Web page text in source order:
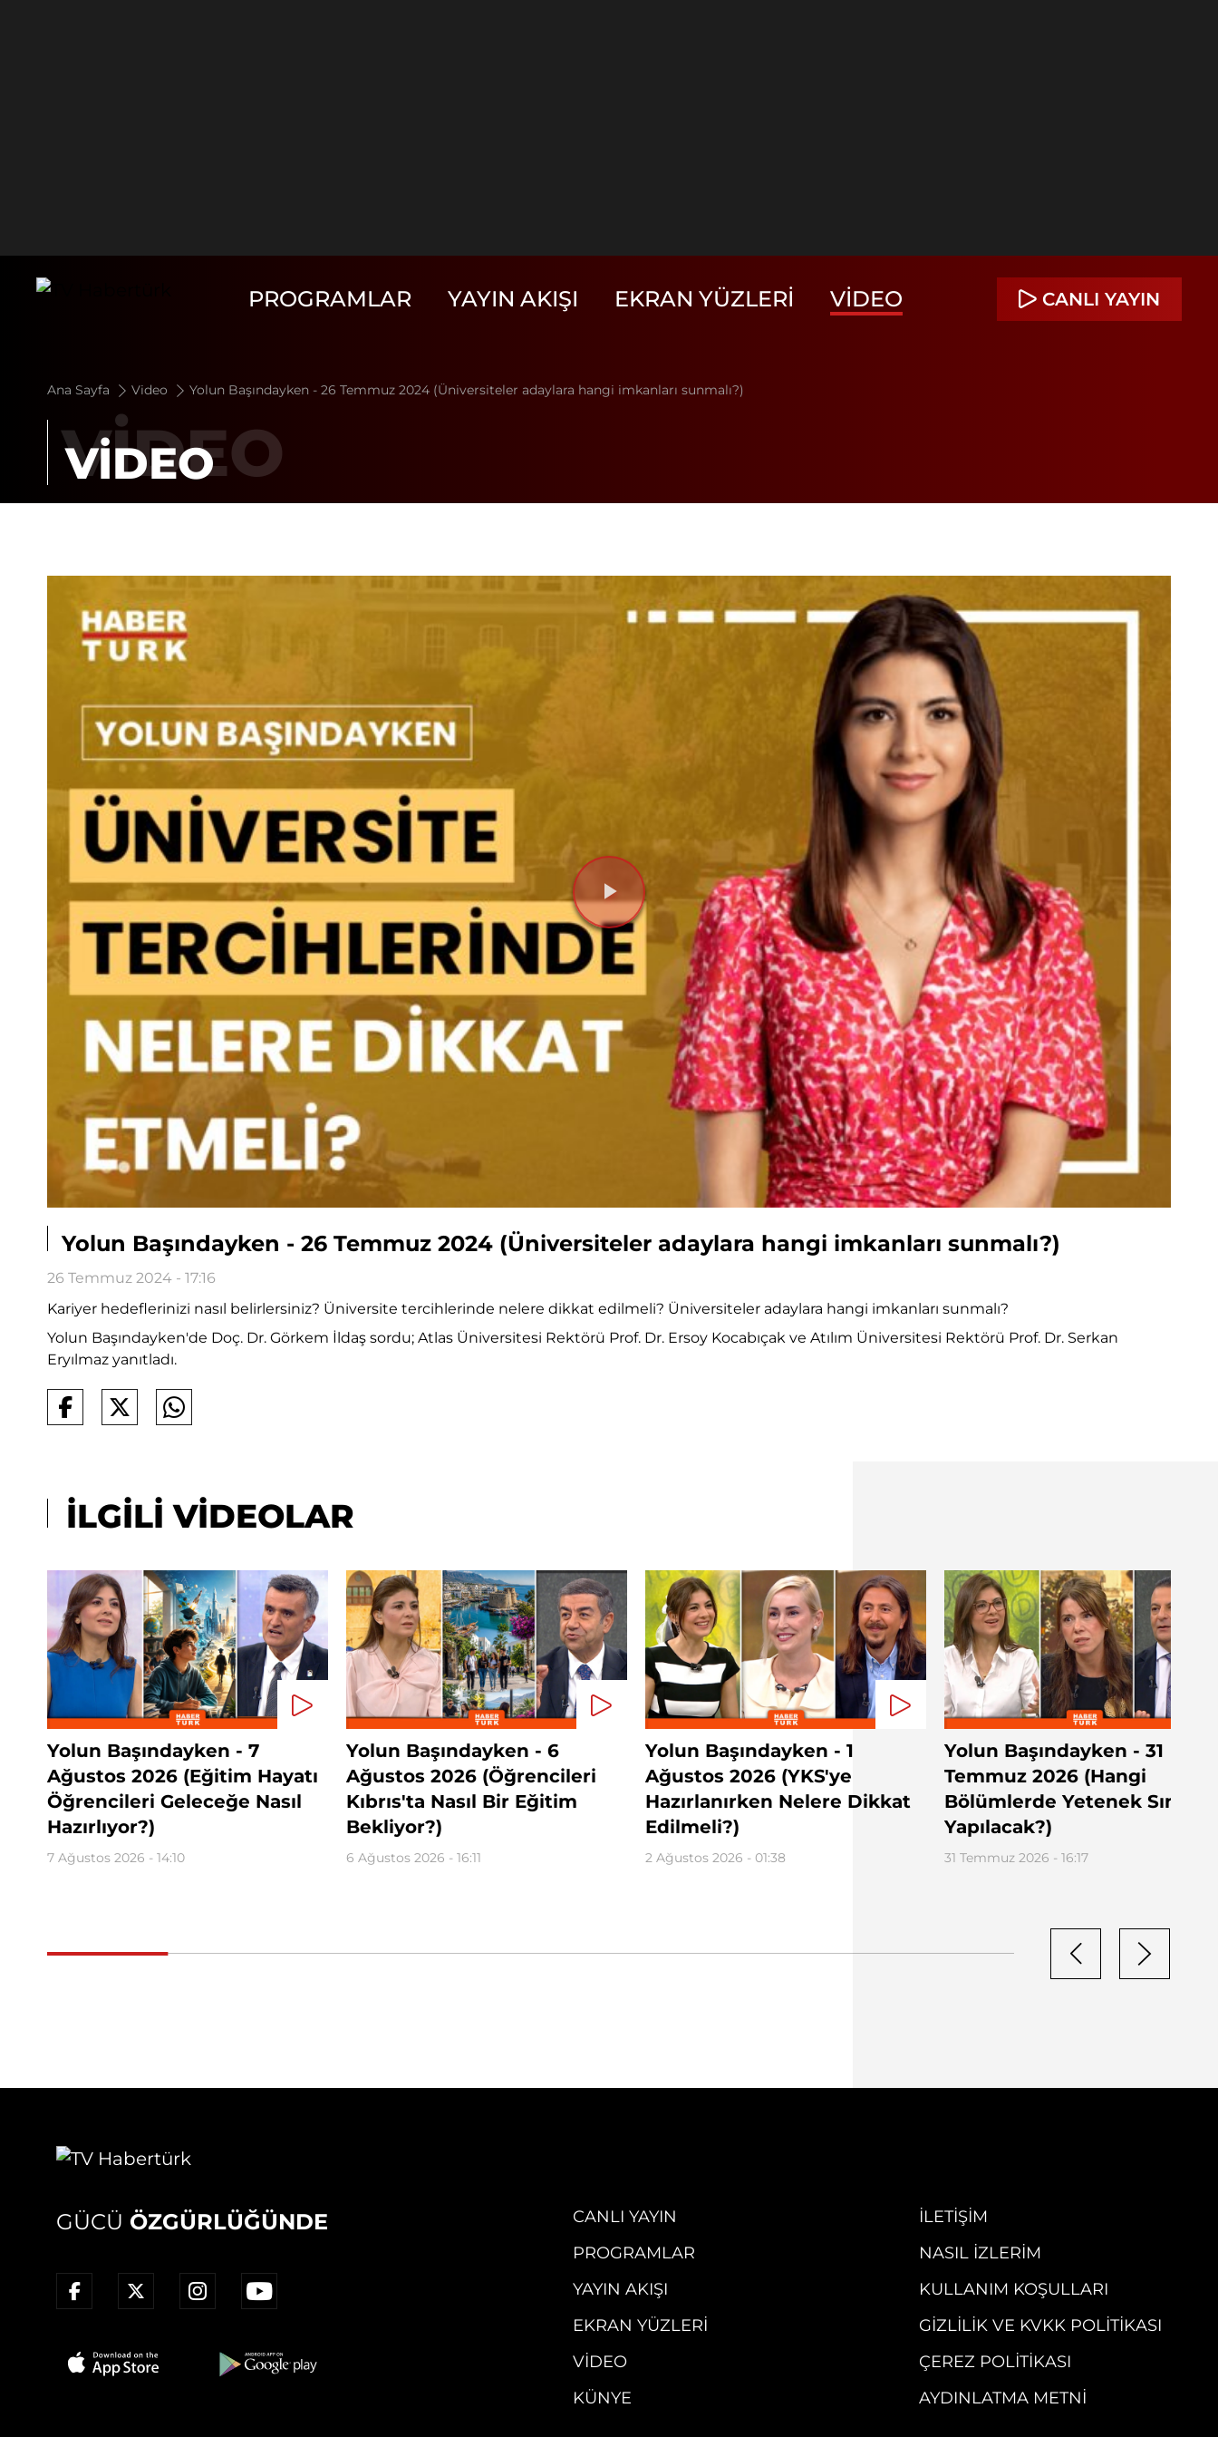
PROGRAMLAR YAYIN AKIŞI EKRAN YÜZLERI VIDEO CANLI YAYIN
Ana Sayfa Video Yolun Başındayken - 26 Temmuz 2024 (Üniversiteler adaylara hangi imkanları sunmalı?)
VİDEO
Videoyu
Oynat
Yolun Başındayken - 26 Temmuz 2024 (Üniversiteler adaylara hangi imkanları sunmalı?)
26 Temmuz 2024 - 17:16
Kariyer hedeflerinizi nasıl belirlersiniz? Üniversite tercihlerinde nelere dikkat edilmeli? Üniversiteler adaylara hangi imkanları sunmalı?
Yolun Başındayken'de Doç. Dr. Görkem İldaş sordu; Atlas Üniversitesi Rektörü Prof. Dr. Ersoy Kocabıçak ve Atılım Üniversitesi Rektörü Prof. Dr. Serkan
Eryılmaz yanıtladı.
İLGİLİ VİDEOLAR
Yolun Başındayken - 7
Ağustos 2026 (Eğitim Hayatı
Öğrencileri Geleceğe Nasıl
Hazırlıyor?)
7 Ağustos 2026 - 14:10
Yolun Başındayken - 6
Ağustos 2026 (Öğrencileri
Kıbrıs'ta Nasıl Bir Eğitim
Bekliyor?)
6 Ağustos 2026 - 16:11
Yolun Başındayken - 1
Ağustos 2026 (YKS'ye
Hazırlanırken Nelere Dikkat
Edilmeli?)
2 Ağustos 2026 - 01:38
Yolun Başındayken - 31
Temmuz 2026 (Hangi
Bölümlerde Yetenek Sınavı
Yapılacak?)
31 Temmuz 2026 - 16:17
GÜCÜ ÖZGÜRLÜĞÜNDE
CANLI YAYIN
PROGRAMLAR
YAYIN AKIŞI
EKRAN YÜZLERI
VIDEO
KÜNYE
İLETIŞIM
NASIL İZLERIM
KULLANIM KOŞULLARI
GIZLILIK VE KVKK POLITIKASI
ÇEREZ POLITIKASI
AYDINLATMA METNI